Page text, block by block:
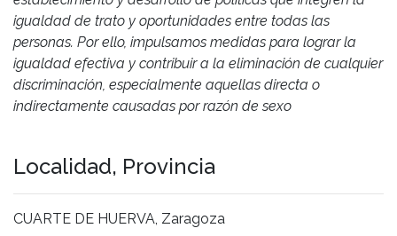
igualdad de trato y oportunidades entre todas las
personas. Por ello, impulsamos medidas para lograr la
igualdad efectiva y contribuir a la eliminación de cualquier
discriminación, especialmente aquellas directa o
indirectamente causadas por razón de sexo
Localidad, Provincia
CUARTE DE HUERVA, Zaragoza